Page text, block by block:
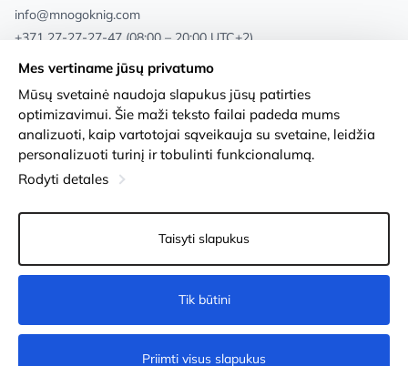
Į krepšelį
info@mnogoknig.com
+371 27-27-27-47 (08:00 – 20:00 UTC+2)
Rīga, Augusta Deglava 69d, LV-1082
Apie mus
Parduotuvės
Pristatymas ir mokėjimas
Lojalumo kortelės
Privacy Policy
Sąlygos ir nuostatos
Prekių grąžinimas
Slapukų nustatymai
Mes vertiname jūsų privatumo
Mūsų svetainė naudoja slapukus jūsų patirties
optimizavimui. Šie maži teksto failai padeda mums
analizuoti, kaip vartotojai sąveikauja su svetaine, leidžia
personalizuoti turinį ir tobulinti funkcionalumą.
Rodyti detales
Taisyti slapukus
Tik būtini
Priimti visus slapukus